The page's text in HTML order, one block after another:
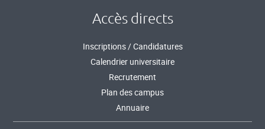
Accès directs
Inscriptions / Candidatures
Calendrier universitaire
Recrutement
Plan des campus
Annuaire